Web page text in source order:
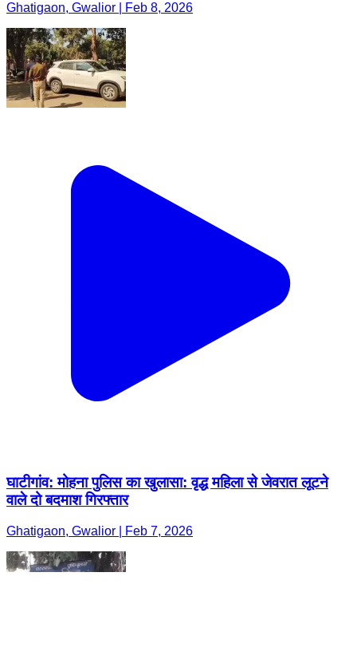
Ghatigaon, Gwalior | Feb 8, 2026
घाटीगांव: मोहना पुलिस का खुलासा: वृद्ध महिला से जेवरात लूटने
वाले दो बदमाश गिरफ्तार
Ghatigaon, Gwalior | Feb 7, 2026